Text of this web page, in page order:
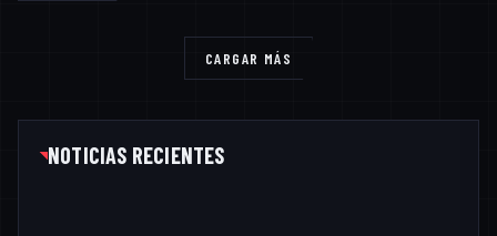
CARGAR MÁS
NOTICIAS RECIENTES